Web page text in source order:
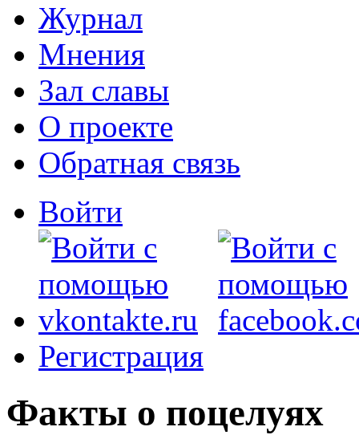
Журнал
Мнения
Зал славы
О проекте
Обратная связь
Войти
Регистрация
Факты о поцелуях